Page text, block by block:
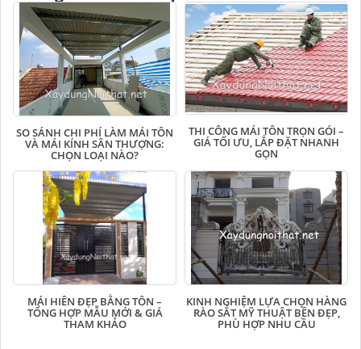
SO SÁNH CHI PHÍ LÀM MÁI TÔN
VÀ MÁI KÍNH SÂN THƯỢNG:
CHỌN LOẠI NÀO?
THI CÔNG MÁI TÔN TRỌN GÓI –
GIÁ TỐI ƯU, LẮP ĐẶT NHANH
GỌN
MÁI HIÊN ĐẸP BẰNG TÔN –
TỔNG HỢP MẪU MỚI & GIÁ
THAM KHẢO
KINH NGHIỆM LỰA CHỌN HÀNG
RÀO SẮT MỸ THUẬT BỀN ĐẸP,
PHÙ HỢP NHU CẦU